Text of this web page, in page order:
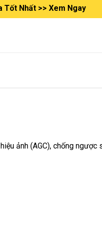
Tốt Nhất >> Xem Ngay
ảnh (AGC), chống ngược